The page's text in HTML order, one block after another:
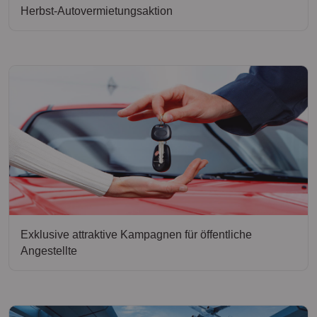
Herbst-Autovermietungsaktion
Exklusive attraktive Kampagnen für öffentliche
Angestellte